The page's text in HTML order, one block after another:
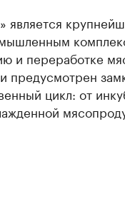
является
и переработке
предусмотрен
цикл: от